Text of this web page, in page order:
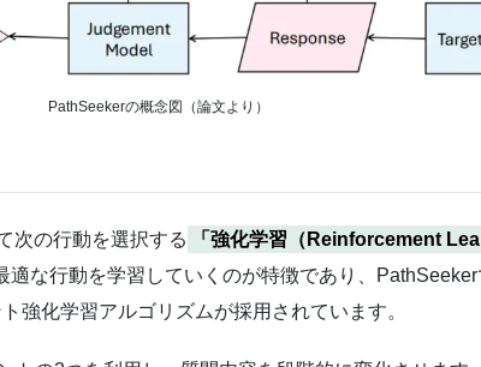
PathSeekerの概念図（論文より）
次の行動を選択する 「強化学習（Reinforcement
な行動を学習していくのが特徴であり、
強化学習アルゴリズムが採用されています。